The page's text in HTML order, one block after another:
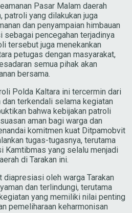
Pasar Malam daerah
patroli yang dilakukan juga
dan penyampaian himbauan
sebagai pencegahan terjadinya
tersebut juga menekankan
petugas dengan masyarakat,
semua pihak akan
bersama.
Polda Kaltara ini tercermin dari
terkendali selama kegiatan
bahwa kebijakan patroli
aman bagi warga dan
komitmen kuat Ditpamobvit
tugas-tugasnya, terutama
Kamtibmas yang selalu menjadi
di Tarakan ini.
oleh warga Tarakan
dan terlindungi, terutama
yang memiliki nilai penting
pemeliharaan keharmonisan